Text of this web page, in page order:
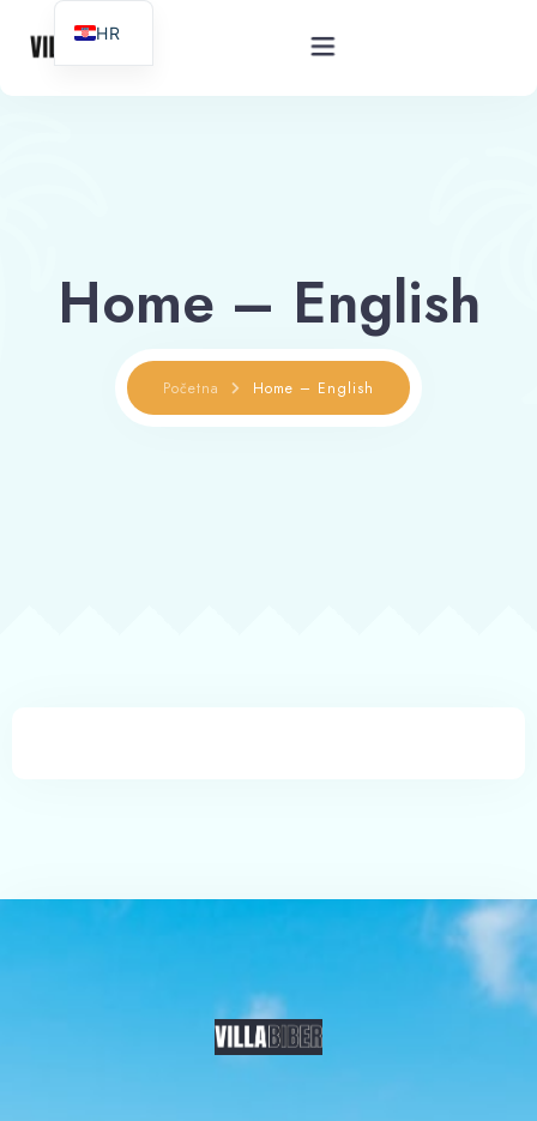
Usluge
O Nama
Kontakt
Home – English
Početna Home – English
HR